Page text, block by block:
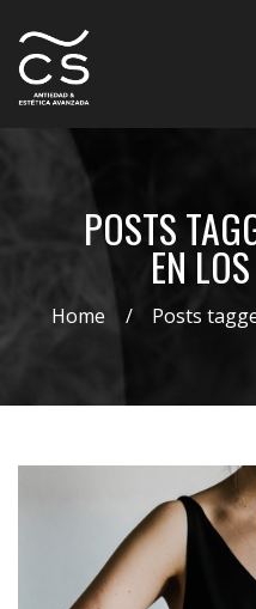
POSTS
EN
Home Posts